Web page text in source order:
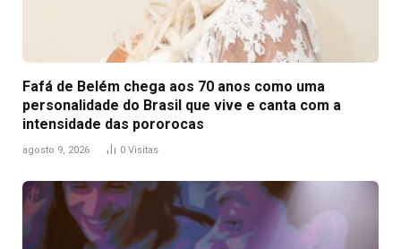
Fafá de Belém chega aos 70 anos como uma
personalidade do Brasil que vive e canta com a
intensidade das pororocas
agosto 9, 2026 0 Visitas